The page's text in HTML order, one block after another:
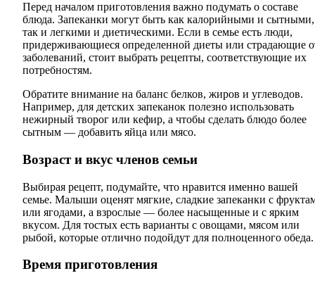
Перед началом приготовления важно подумать о составе
блюда. Запеканки могут быть как калорийными и сытными,
так и легкими и диетическими. Если в семье есть люди,
придерживающиеся определенной диеты или страдающие
заболеваний, стоит выбрать рецепты, соответствующие их
потребностям.
Обратите внимание на баланс белков, жиров и углеводов.
Например, для детских запеканок полезно использовать
нежирный творог или кефир, а чтобы сделать блюдо более
сытным — добавить яйца или мясо.
Возраст и вкус членов семьи
Выбирая рецепт, подумайте, что нравится именно вашей
семье. Малыши оценят мягкие, сладкие запеканки с
или ягодами, а взрослые — более насыщенные и с ярким
вкусом. Для тостых есть варианты с овощами, мясом или
рыбой, которые отлично подойдут для полноценного обеда.
Время приготовления